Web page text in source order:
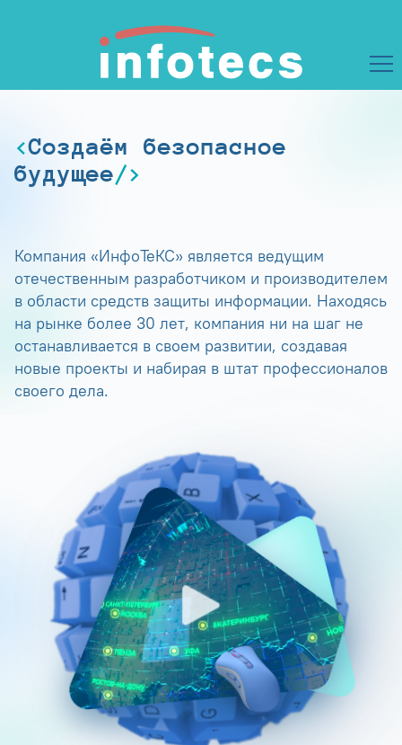
Создаём безопасное
будущее
Компания «ИнфоТеКС» является ведущим
отечественным разработчиком и производителем
в области средств защиты информации. Находясь
на рынке более 30 лет, компания ни на шаг не
останавливается в своем развитии, создавая
новые проекты и набирая в штат профессионалов
своего дела.